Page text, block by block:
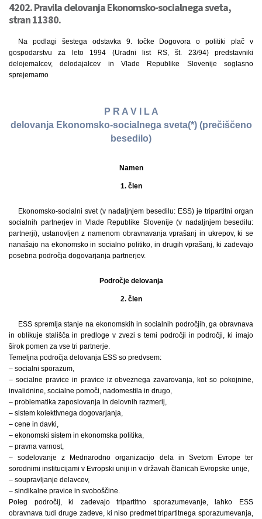
4202. Pravila delovanja Ekonomsko-socialnega sveta,
stran 11380.
Na podlagi šestega odstavka 9. točke Dogovora o politiki plač v
gospodarstvu za leto 1994 (Uradni list RS, št. 23/94) predstavniki
delojemalcev, delodajalcev in Vlade Republike Slovenije soglasno
sprejemamo
P R A V I L A
delovanja Ekonomsko-socialnega sveta(*) (prečiščeno
besedilo)
Namen
1. člen
Ekonomsko-socialni svet (v nadaljnjem besedilu: ESS) je tripartitni organ
socialnih partnerjev in Vlade Republike Slovenije (v nadaljnjem besedilu:
partnerji), ustanovljen z namenom obravnavanja vprašanj in ukrepov, ki se
nanašajo na ekonomsko in socialno politiko, in drugih vprašanj, ki zadevajo
posebna področja dogovarjanja partnerjev.
Področje delovanja
2. člen
ESS spremlja stanje na ekonomskih in socialnih področjih, ga obravnava
in oblikuje stališča in predloge v zvezi s temi področji in področji, ki imajo
širok pomen za vse tri partnerje.
Temeljna področja delovanja ESS so predvsem:
– socialni sporazum,
– socialne pravice in pravice iz obveznega zavarovanja, kot so pokojnine,
invalidnine, socialne pomoči, nadomestila in drugo,
– problematika zaposlovanja in delovnih razmerij,
– sistem kolektivnega dogovarjanja,
– cene in davki,
– ekonomski sistem in ekonomska politika,
– pravna varnost,
– sodelovanje z Mednarodno organizacijo dela in Svetom Evrope ter
sorodnimi institucijami v Evropski uniji in v državah članicah Evropske unije,
– soupravljanje delavcev,
– sindikalne pravice in svoboščine.
Poleg področij, ki zadevajo tripartitno sporazumevanje, lahko ESS
obravnava tudi druge zadeve, ki niso predmet tripartitnega sporazumevanja,